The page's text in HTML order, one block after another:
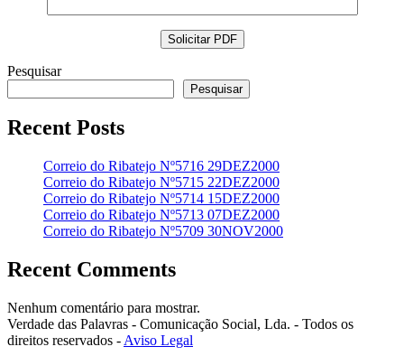
Pesquisar
Pesquisar
Recent Posts
Correio do Ribatejo Nº5716 29DEZ2000
Correio do Ribatejo Nº5715 22DEZ2000
Correio do Ribatejo Nº5714 15DEZ2000
Correio do Ribatejo Nº5713 07DEZ2000
Correio do Ribatejo Nº5709 30NOV2000
Recent Comments
Nenhum comentário para mostrar.
Verdade das Palavras - Comunicação Social, Lda. - Todos os
direitos reservados - Aviso Legal